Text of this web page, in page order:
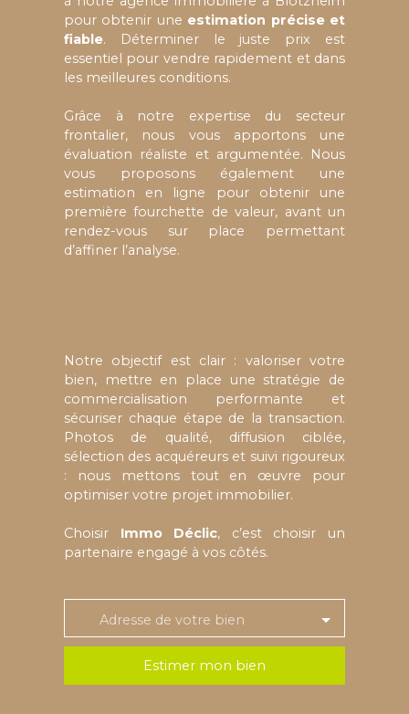
pour obtenir une estimation précise et
fiable. Déterminer le juste prix est
essentiel pour vendre rapidement et dans
les meilleures conditions.
Grâce à notre expertise du secteur
frontalier, nous vous apportons une
évaluation réaliste et argumentée. Nous
vous proposons également une
estimation en ligne pour obtenir une
première fourchette de valeur, avant un
rendez-vous sur place permettant
d’affiner l’analyse.
Notre objectif est clair : valoriser votre
bien, mettre en place une stratégie de
commercialisation performante et
sécuriser chaque étape de la transaction.
Photos de qualité, diffusion ciblée,
sélection des acquéreurs et suivi rigoureux
: nous mettons tout en œuvre pour
optimiser votre projet immobilier.
Choisir Immo Déclic, c’est choisir un
partenaire engagé à vos côtés.
Adresse de votre bien
Estimer mon bien